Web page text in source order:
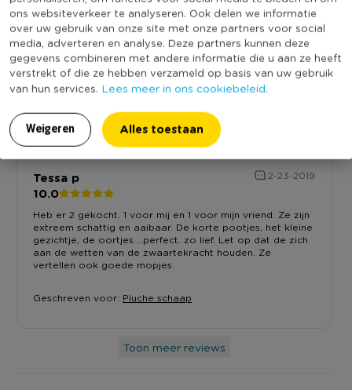
ons websiteverkeer te analyseren. Ook delen we informatie
over uw gebruik van onze site met onze partners voor social
media, adverteren en analyse. Deze partners kunnen deze
gegevens combineren met andere informatie die u aan ze heeft
verstrekt of die ze hebben verzameld op basis van uw gebruik
van hun services. Lees meer in ons cookiebeleid.
Weigeren Alles toestaan
Reviews
10.0 Op basis van 2 reviews
Tessa p 2-23-2019
10.0
Heb er 2 gekocht. 1 voor mij en 1 voor mijn vriend. Ze zijn
extreem schattig en aaibaar. De korte pootjes, het kleine
gezichtje, de oortjes....perfect. zo lief. Let op dat de zich
aan de wetten van de zwaartekracht houden. Ze
vertellen ook goede mopjes.
Geschreven voor: Pluche schaap
Toon meer reviews